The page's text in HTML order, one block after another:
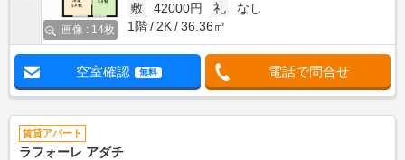
画像 : 14枚
敷
42000円 礼
なし
1階
2K 36.36㎡
空室確認 無料 電話で問合せ
賃貸アパート
ラフォーレ アダチ